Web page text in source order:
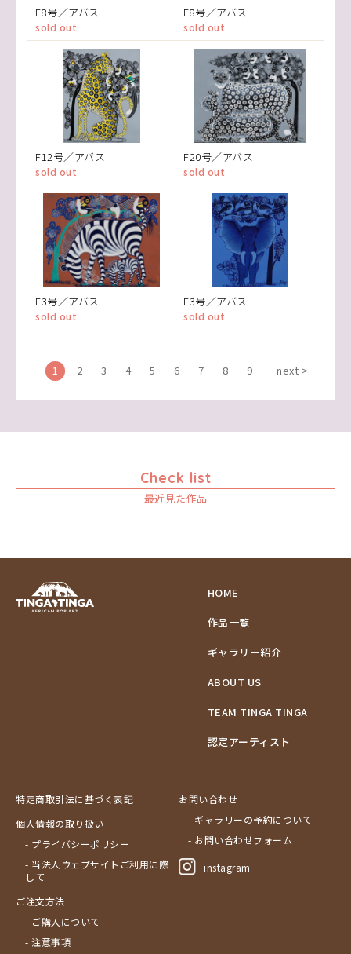
F8号／アバス
sold out
F8号／アバス
sold out
F12号／アバス
sold out
F20号／アバス
sold out
F3号／アバス
sold out
F3号／アバス
sold out
1 2 3 4 5 6 7 8 9 next >
Check list
最近見た作品
HOME
作品一覧
ギャラリー紹介
ABOUT US
TEAM TINGA TINGA
認定アーティスト
特定商取引法に基づく表記
個人情報の取り扱い
- プライバシーポリシー
- 当法人ウェブサイトご利用に際
して
ご注文方法
- ご購入について
- 注意事項
お問い合わせ
- ギャラリーの予約について
- お問い合わせフォーム
instagram